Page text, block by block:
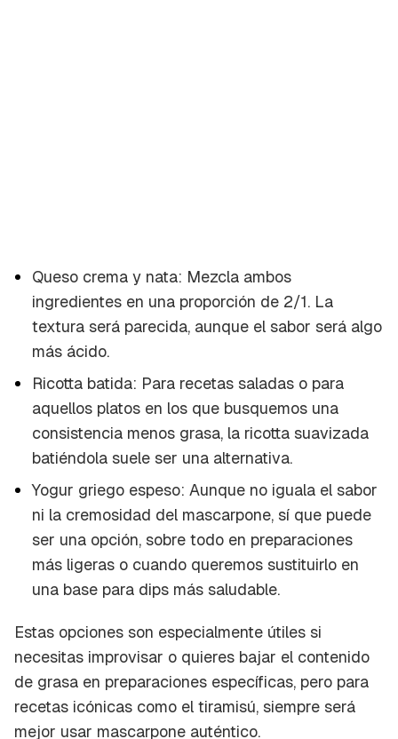
Queso crema y nata: Mezcla ambos
ingredientes en una proporción de 2/1. La
textura será parecida, aunque el sabor será algo
más ácido.
Ricotta batida: Para recetas saladas o para
aquellos platos en los que busquemos una
consistencia menos grasa, la ricotta suavizada
batiéndola suele ser una alternativa.
Yogur griego espeso: Aunque no iguala el sabor
ni la cremosidad del mascarpone, sí que puede
ser una opción, sobre todo en preparaciones
más ligeras o cuando queremos sustituirlo en
una base para dips más saludable.
Estas opciones son especialmente útiles si
necesitas improvisar o quieres bajar el contenido
de grasa en preparaciones específicas, pero para
recetas icónicas como el tiramisú, siempre será
mejor usar mascarpone auténtico.